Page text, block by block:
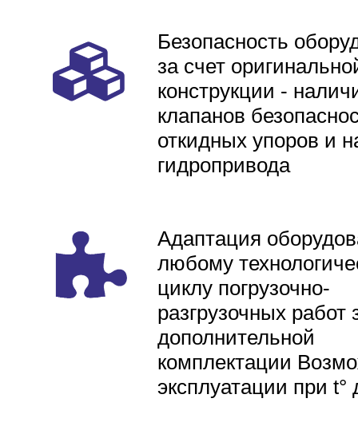
Безопасность
за счет
конструкции -
клапанов
откидных упоров и
гидропривода
Адаптация
любому
циклу погрузочно-
разгрузочных работ
дополнительной
комплектации
эксплуатации при t°